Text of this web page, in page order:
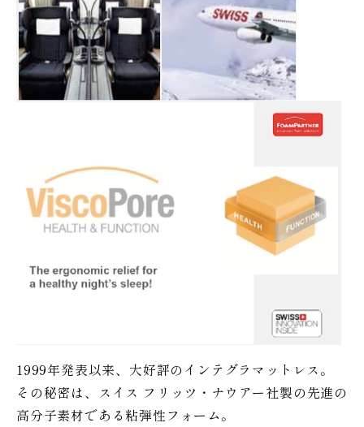
1999年発表以来、大好評のインテグラマットレス。
その秘密は、スイス フリッツ・ナウアー社製の先進の
高分子素材である粘弾性フォーム。